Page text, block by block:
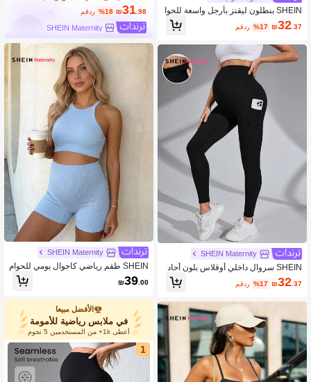
SHEIN بنطلون ليقنز بأرجل واسعة للحوا
₪32.37
%17 مقدر
SHEIN Maternity
SHEIN سروال داخلي أوقلاس بلون أحاد
ي بسيط لنساء الحمل للاستخدام اليومي
₪32.37
%17 مقدر
₪31.98
%18 مقدر
SHEIN Maternity
SHEIN Maternity
SHEIN طقم رياضي كاجوال يومي للحوام
ل بلون موحد من توب وشورت
₪39.00
الأفضل مبيعا
في ملابس رياضية للأمومة
أعطى 1k+ من المستخدمين 5 نجوم
1